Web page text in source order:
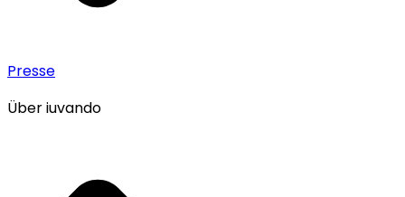
Presse
Über iuvando